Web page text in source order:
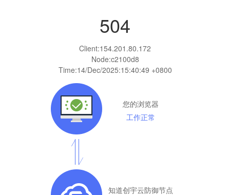
504
Client:154.201.80.172
Node:c2100d8
Time:14/Dec/2025:15:40:49 +0800
您的浏览器
工作正常
知道创宇云防御节点